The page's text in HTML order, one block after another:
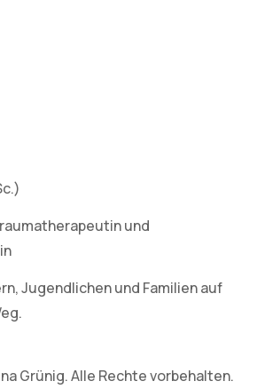
und
Jugendlichen und Familien auf
Grünig. Alle Rechte vorbehalten.